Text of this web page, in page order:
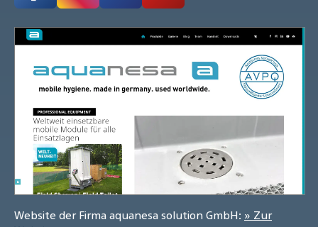
Website der Firma aquanesa solution GmbH: » Zur